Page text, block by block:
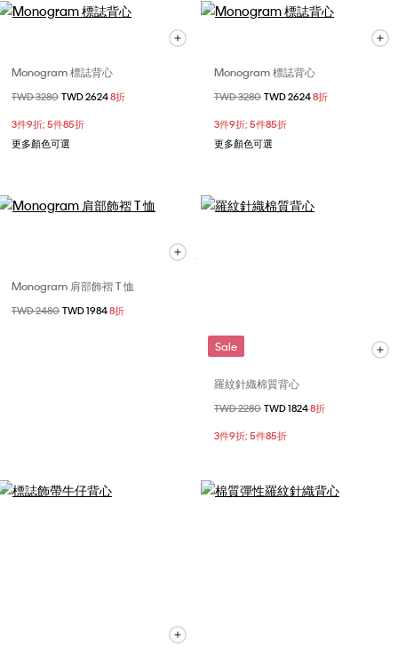
Monogram 標誌背心
價格扣減從
TWD 3280 至
TWD 26248折
3件9折; 5件85折
更多顏色可選
Monogram 標誌背心
價格扣減從
TWD 3280 至
TWD 26248折
3件9折; 5件85折
更多顏色可選
Monogram 肩部飾褶 T 恤
價格扣減從
TWD 2480 至
TWD 19848折
Sale
羅紋針織棉質背心
價格扣減從
TWD 2280 至
TWD 18248折
3件9折; 5件85折